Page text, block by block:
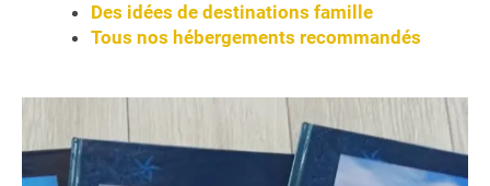
Des idées de destinations famille
Tous nos hébergements recommandés